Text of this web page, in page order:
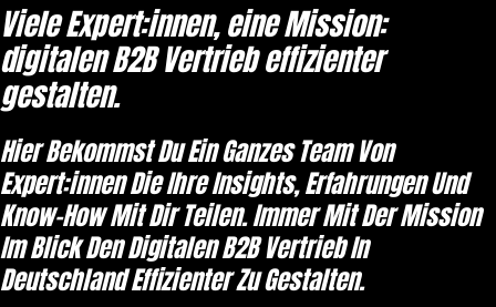
Viele Expert:innen, eine Mission:
digitalen B2B Vertrieb effizienter
gestalten.
Hier Bekommst Du Ein Ganzes Team Von
Expert:innen Die Ihre Insights, Erfahrungen Und
Know-How Mit Dir Teilen. Immer Mit Der Mission
Im Blick Den Digitalen B2B Vertrieb In
Deutschland Effizienter Zu Gestalten.